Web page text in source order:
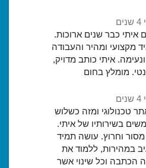
איתי כבר שנים ארוכות.
מקצועי ומהיר והעבודה
איתי כותב מדויק,
מומלץ בחום
טכנולוגי ומזה כשלוש
בשירותיו של איתי.
וחרוץ. עושה תמיד
במהירות, ללמוד את
הכתבה וכל שינוי אשר